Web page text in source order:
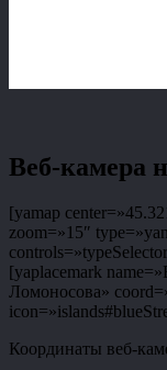
Веб-камера
[yamap
zoom=»15″
[yaplacemark
Ломоносова»
Координаты веб-